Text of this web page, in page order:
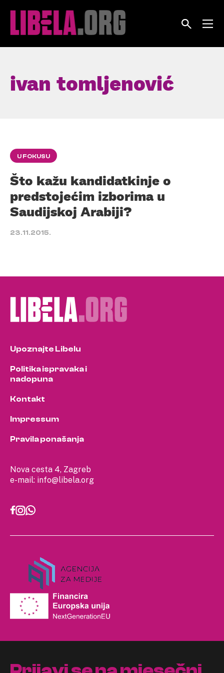
ivan tomljenović
U FOKUSU
Što kažu kandidatkinje o
predstojećim izborima u
Saudijskoj Arabiji?
23.11.2015.
Nova cesta 4, Zagreb
e-mail: info@libela.org
Upoznajte Libelu
Politika ispravaka i
nadopuna
Kontakt
Impressum
Pravila ponašanja